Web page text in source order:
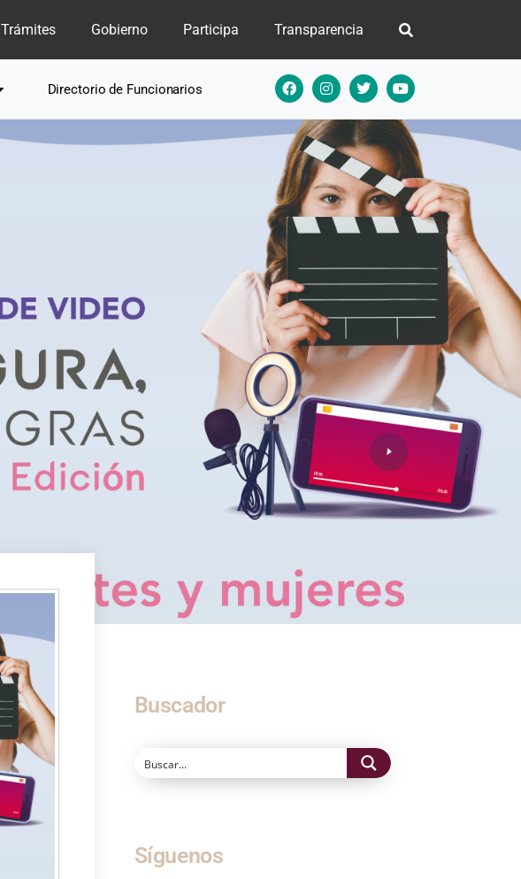
Trámites Gobierno Participa Transparencia
Directorio de Funcionarios
Buscador
Síguenos